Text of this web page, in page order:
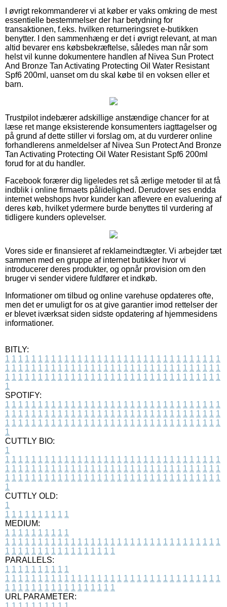
I øvrigt rekommanderer vi at køber er vaks omkring de mest
essentielle bestemmelser der har betydning for
transaktionen, f.eks. hvilken returneringsret e-butikken
benytter. I den sammenhæng er det i øvrigt relevant, at man
altid bevarer ens købsbekræftelse, således man når som
helst vil kunne dokumentere handlen af Nivea Sun Protect
And Bronze Tan Activating Protecting Oil Water Resistant
Spf6 200ml, uanset om du skal købe til en voksen eller et
barn.
Trustpilot indebærer adskillige anstændige chancer for at
læse ret mange eksisterende konsumenters iagttagelser og
på grund af dette stiller vi forslag om, at du vurderer online
forhandlerens anmeldelser af Nivea Sun Protect And Bronze
Tan Activating Protecting Oil Water Resistant Spf6 200ml
forud for at du handler.
Facebook forærer dig ligeledes ret så ærlige metoder til at få
indblik i online firmaets pålidelighed. Derudover ses endda
internet webshops hvor kunder kan aflevere en evaluering af
deres køb, hvilket ydermere burde benyttes til vurdering af
tidligere kunders oplevelser.
Vores side er finansieret af reklameindtægter. Vi arbejder tæt
sammen med en gruppe af internet butikker hvor vi
introducerer deres produkter, og opnår provision om den
bruger vi sender videre fuldfører et indkøb.
Informationer om tilbud og online varehuse opdateres ofte,
men det er umuligt for os at give garantier imod rettelser der
er blevet iværksat siden sidste opdatering af hjemmesidens
informationer.
BITLY:
1 1 1 1 1 1 1 1 1 1 1 1 1 1 1 1 1 1 1 1 1 1 1 1 1 1 1 1 1 1 1 1 1
1 1 1 1 1 1 1 1 1 1 1 1 1 1 1 1 1 1 1 1 1 1 1 1 1 1 1 1 1 1 1 1 1
1 1 1 1 1 1 1 1 1 1 1 1 1 1 1 1 1 1 1 1 1 1 1 1 1 1 1 1 1 1 1 1 1
1
SPOTIFY:
1 1 1 1 1 1 1 1 1 1 1 1 1 1 1 1 1 1 1 1 1 1 1 1 1 1 1 1 1 1 1 1 1
1 1 1 1 1 1 1 1 1 1 1 1 1 1 1 1 1 1 1 1 1 1 1 1 1 1 1 1 1 1 1 1 1
1 1 1 1 1 1 1 1 1 1 1 1 1 1 1 1 1 1 1 1 1 1 1 1 1 1 1 1 1 1 1 1 1
1
CUTTLY BIO:
1
1 1 1 1 1 1 1 1 1 1 1 1 1 1 1 1 1 1 1 1 1 1 1 1 1 1 1 1 1 1 1 1 1
1 1 1 1 1 1 1 1 1 1 1 1 1 1 1 1 1 1 1 1 1 1 1 1 1 1 1 1 1 1 1 1 1
1 1 1 1 1 1 1 1 1 1 1 1 1 1 1 1 1 1 1 1 1 1 1 1 1 1 1 1 1 1 1 1 1
1
CUTTLY OLD:
1
1 1 1 1 1 1 1 1 1 1
MEDIUM:
1 1 1 1 1 1 1 1 1 1
1 1 1 1 1 1 1 1 1 1 1 1 1 1 1 1 1 1 1 1 1 1 1 1 1 1 1 1 1 1 1 1 1
1 1 1 1 1 1 1 1 1 1 1 1 1 1 1 1 1
PARALLELS:
1 1 1 1 1 1 1 1 1 1
1 1 1 1 1 1 1 1 1 1 1 1 1 1 1 1 1 1 1 1 1 1 1 1 1 1 1 1 1 1 1 1 1
1 1 1 1 1 1 1 1 1 1 1 1 1 1 1 1 1
URL PARAMETER: